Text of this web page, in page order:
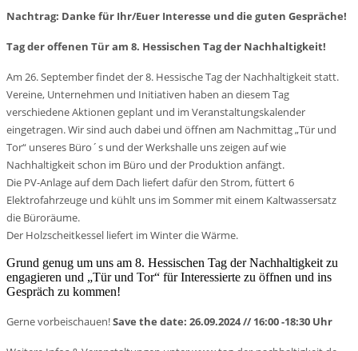
Nachtrag: Danke für Ihr/Euer Interesse und die guten Gespräche!
Tag der offenen Tür am 8. Hessischen Tag der Nachhaltigkeit!
Am 26. September findet der 8. Hessische Tag der Nachhaltigkeit statt.
Vereine, Unternehmen und Initiativen haben an diesem Tag
verschiedene Aktionen geplant und im Veranstaltungskalender
eingetragen. Wir sind auch dabei und öffnen am Nachmittag „Tür und
Tor“ unseres Büro´s und der Werkshalle uns zeigen auf wie
Nachhaltigkeit schon im Büro und der Produktion anfängt.
Die PV-Anlage auf dem Dach liefert dafür den Strom, füttert 6
Elektrofahrzeuge und kühlt uns im Sommer mit einem Kaltwassersatz
die Büroräume.
Der Holzscheitkessel liefert im Winter die Wärme.
Grund genug um uns am 8. Hessischen Tag der Nachhaltigkeit zu
engagieren und „Tür und Tor“ für Interessierte zu öffnen und ins
Gespräch zu kommen!
Gerne vorbeischauen!Save the date: 26.09.2024 // 16:00 -18:30 Uhr